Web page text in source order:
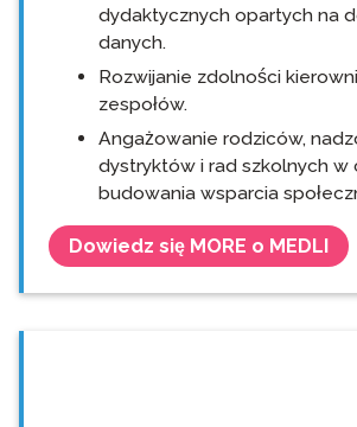
dydaktycznych opartych na
danych.
Rozwijanie zdolności
zespołów.
Angażowanie rodziców,
dystryktów i rad szkolnych w
budowania wsparcia
Dowiedz się MORE o MEDLI